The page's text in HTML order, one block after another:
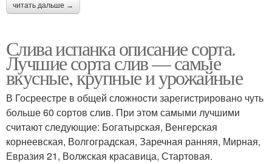
читать дальше →
Слива испанка описание сорта.
Лучшие сорта слив — самые
вкусные, крупные и урожайные
В Госреестре в общей сложности зарегистрировано чуть
больше 60 сортов слив. При этом самыми лучшими
считают следующие: Богатырская, Венгерская
корнеевская, Волгоградская, Заречная ранняя, Мирная,
Евразия 21, Волжская красавица, Стартовая.